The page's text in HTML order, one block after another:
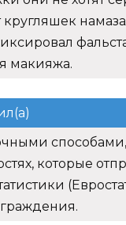
кругляшек
макияжа.
которые